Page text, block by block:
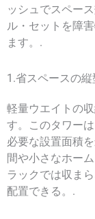
ッシュでスペー
ル・セットを障
ます。.
1.省スペースの
軽量ウエイトの
す。このタワー
必要な設置面積
間や小さなホー
ラックでは収ま
配置できる。.